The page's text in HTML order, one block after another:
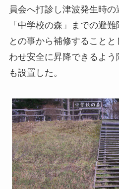
員会へ打診し津波発生時
「中学校の森」までの避
との事から補修すること
わせ安全に昇降できるよう
も設置した。